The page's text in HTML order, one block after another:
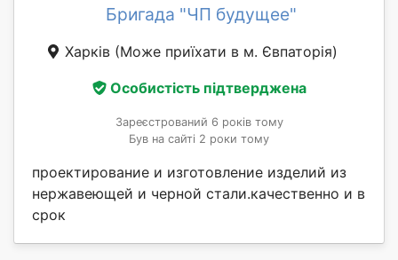
Бригада "ЧП будущее"
Харків (Може приїхати в м. Євпаторія)
Особистість підтверджена
Зареєстрований 6 років тому
Був на сайті 2 роки тому
проектирование и изготовление изделий из
нержавеющей и черной стали.качественно и в
срок